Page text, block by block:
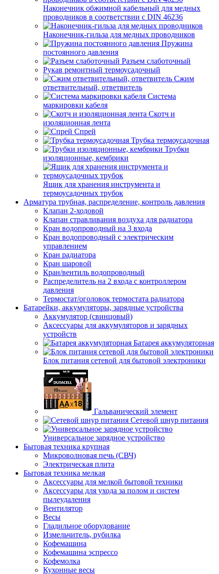
Наконечник обжимной кабельный для медных
проводников в соответствии с DIN 46236
Наконечник-гильза для медных проводников
Пружина
постоянного давления
Разъем слаботочный
Рукав ремонтный термоусадочный
Сжим
ответвительный, ответвитель
Система
маркировки кабеля
Скотч и
изоляционная лента
Спрей
Трубка термоусадочная
Трубки
изоляционные, кембрики
Ящик для хранения инструмента и
термоусадочных трубок
Арматура трубная, распределение, контроль давления
Клапан 2-ходовой
Клапан стравливания воздуха для радиатора
Кран водопроводный на 3 входа
Кран водопроводный с электрическим
управлением
Кран радиатора
Кран шаровой
Кран/вентиль водопроводный
Распределитель на 2 входа с контроллером
давления
Термостат/оголовок термостата радиатора
Батарейки, аккумуляторы, зарядные устройства
Аккумулятор (свинцовый)
Аксессуары для аккумуляторов и зарядных
устройств
Батарея аккумуляторная
Блок питания сетевой для бытовой электроники
Гальванический элемент
Сетевой шнур питания
Универсальное зарядное устройство
Бытовая техника крупная
Микроволновая печь (СВЧ)
Электрическая плита
Бытовая техника мелкая
Аксессуары для мелкой бытовой техники
Аксессуары для ухода за полом и систем
пылеудаления
Вентилятор
Весы
Гладильное оборудование
Измельчитель, рубилка
Кофемашина
Кофемашина эспрессо
Кофемолка
Кухонные весы